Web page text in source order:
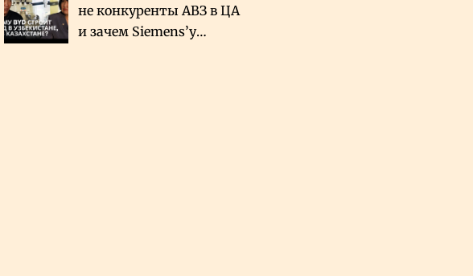
не конкуренты АВЗ в ЦА
и зачем Siemens’у